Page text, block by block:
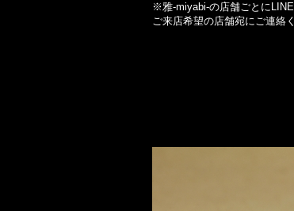
※雅-miyabi-の店舗ごとに
ご来店希望の店舗宛にご連絡